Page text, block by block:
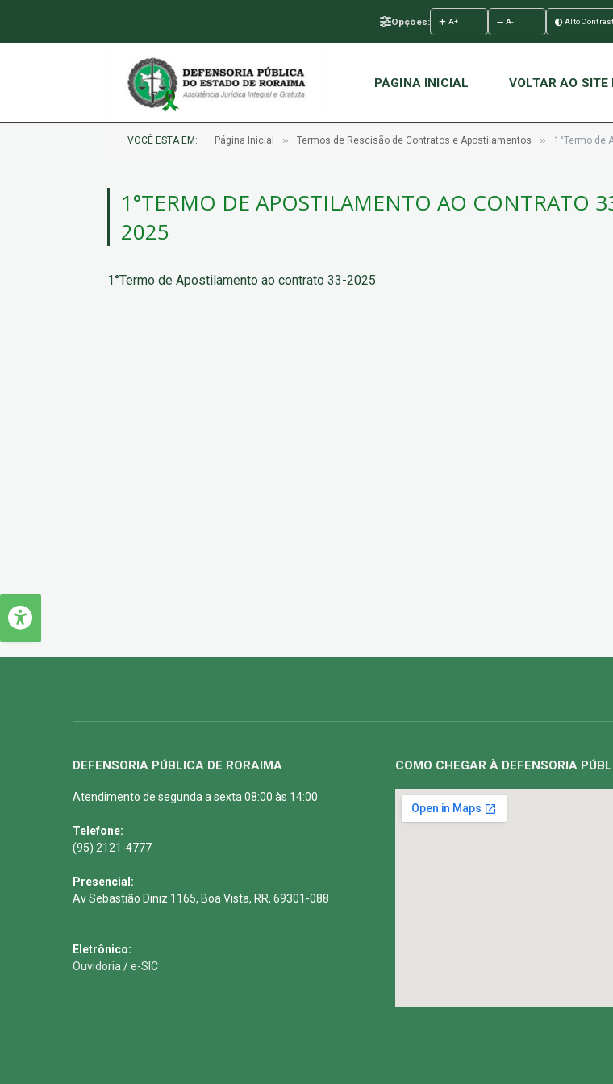
Opções: A+ A- Alto
PÁGINA INICIAL VOLTAR AO SITE
VOCÊ ESTÁ EM: Página Inicial » Termos de Rescisão de Contratos e Apostilamentos » 1°Termo de
1°TERMO DE APOSTILAMENTO AO CONTRATO
2025
1°Termo de Apostilamento ao contrato 33-2025
DEFENSORIA PÚBLICA DE RORAIMA
Atendimento de segunda a sexta 08:00 às 14:00
Telefone:
(95) 2121-4777
Presencial:
Av Sebastião Diniz 1165, Boa Vista, RR, 69301-088
Eletrônico:
Ouvidoria /e-SIC
COMO CHEGAR À DEFENSORIA